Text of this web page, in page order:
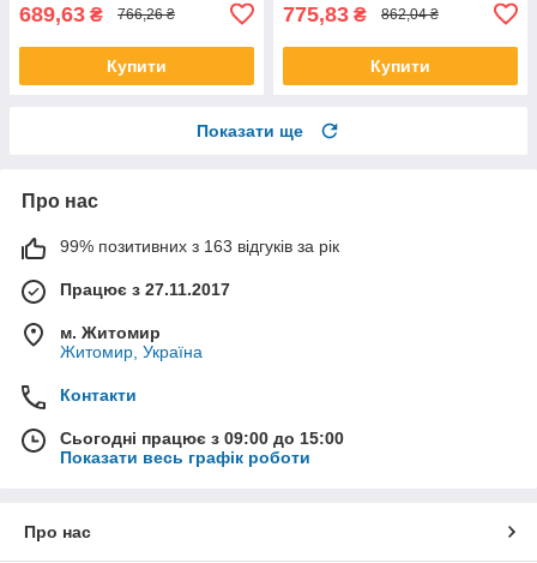
689,63 ₴ 766,26 ₴
Купити
775,83 ₴ 862,04 ₴
Купити
Показати ще
Про нас
99% позитивних з 163 відгуків за рік
Працює з 27.11.2017
м. Житомир
Житомир, Україна
Контакти
Сьогодні працює з 09:00 до 15:00
Показати весь графік роботи
Про нас